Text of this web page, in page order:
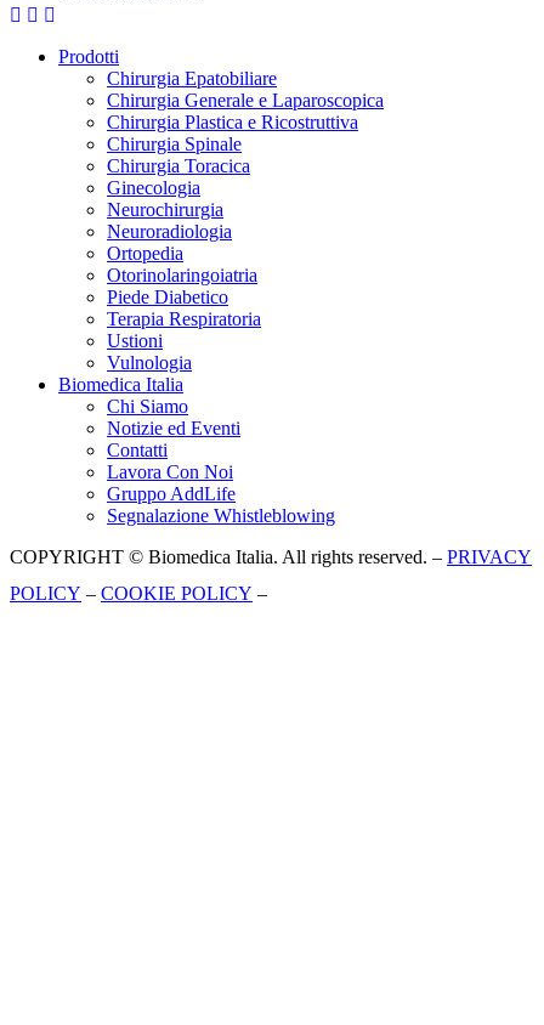
Prodotti
Chirurgia Epatobiliare
Chirurgia Generale e Laparoscopica
Chirurgia Plastica e Ricostruttiva
Chirurgia Spinale
Chirurgia Toracica
Ginecologia
Neurochirurgia
Neuroradiologia
Ortopedia
Otorinolaringoiatria
Piede Diabetico
Terapia Respiratoria
Ustioni
Vulnologia
Biomedica Italia
Chi Siamo
Notizie ed Eventi
Contatti
Lavora Con Noi
Gruppo AddLife
Segnalazione Whistleblowing
COPYRIGHT © Biomedica Italia. All rights reserved. – PRIVACY
POLICY – COOKIE POLICY –